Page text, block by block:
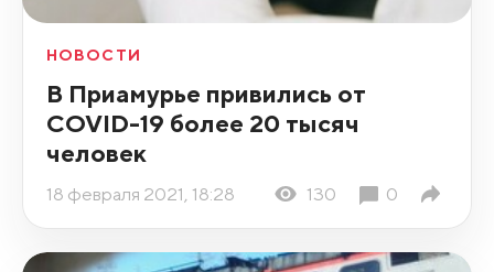
НОВОСТИ
В Приамурье привились от
COVID-19 более 20 тысяч
человек
18 февраля 2021, 18:28 130 0